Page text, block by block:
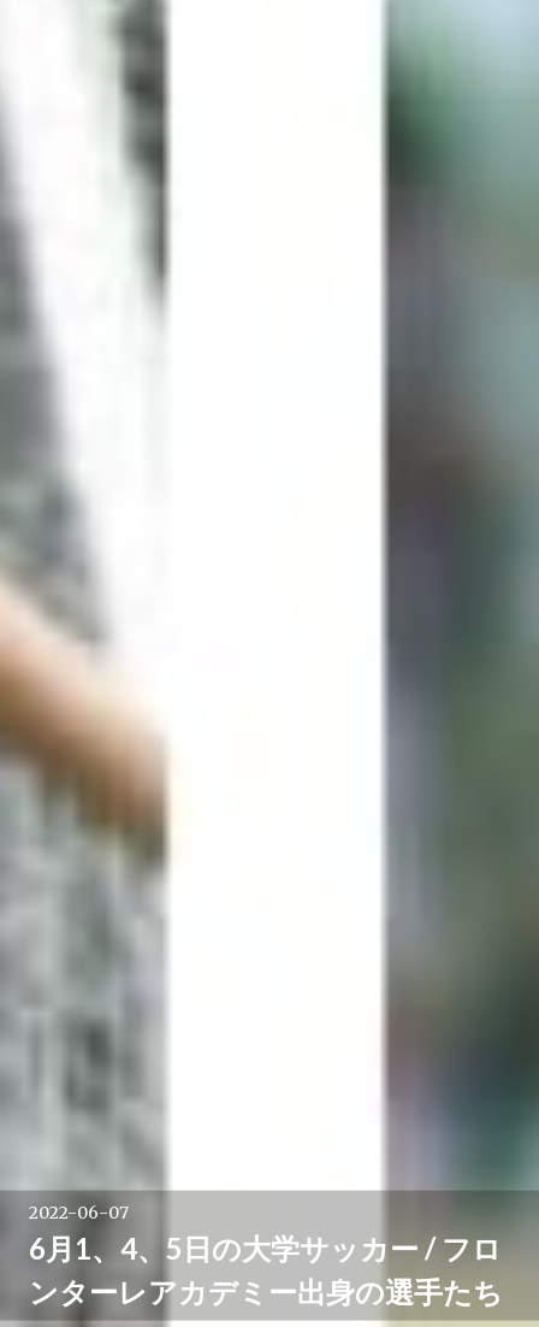
2022-06-07
6月1、4、5日の大学サッカー / フロ
ンターレアカデミー出身の選手たち